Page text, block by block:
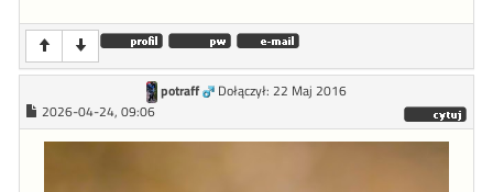
potraff
Dołączył: 22 Maj 2016
2026-04-24, 09:06